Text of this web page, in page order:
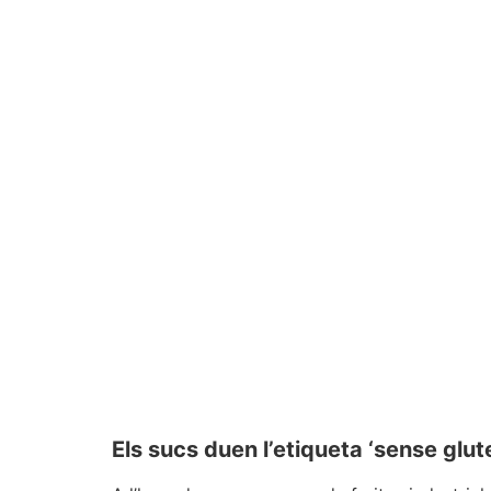
Els sucs duen l’etiqueta ‘sense